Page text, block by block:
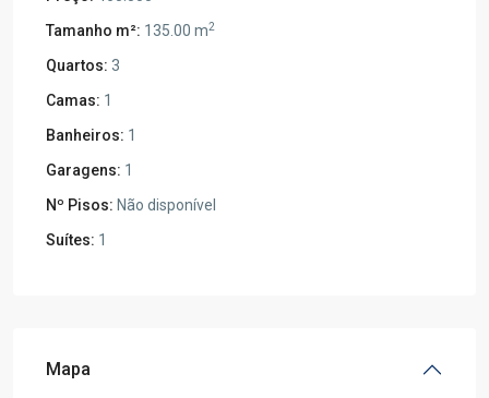
Tamanho m²: 135.00 m2
Quartos: 3
Camas: 1
Banheiros: 1
Garagens: 1
Nº Pisos: Não disponível
Suítes: 1
Mapa